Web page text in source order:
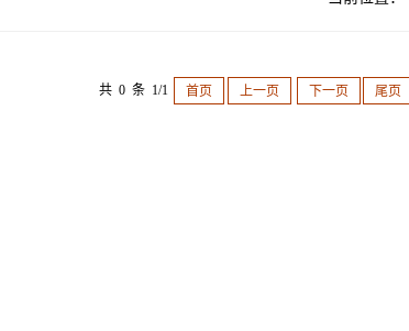
共 0 条 1/1 首页 上一页 下一页 尾页